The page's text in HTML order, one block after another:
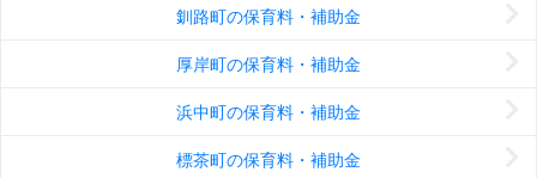
釧路町の保育料・補助金
厚岸町の保育料・補助金
浜中町の保育料・補助金
標茶町の保育料・補助金